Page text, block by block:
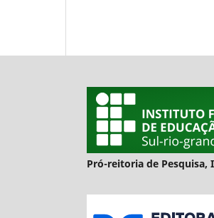
Pró-reitoria de Pesquisa,